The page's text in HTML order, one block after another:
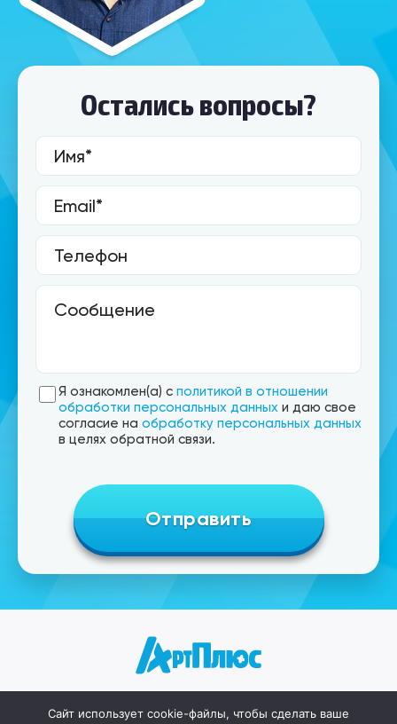
Остались вопросы?
Я ознакомлен(а) с политикой в отношении
обработки персональных данных и даю свое
согласие на обработку персональных данных
в целях обратной связи.
Главная Цены Работы Контакты
Сайт использует cookie-файлы, чтобы сделать ваше